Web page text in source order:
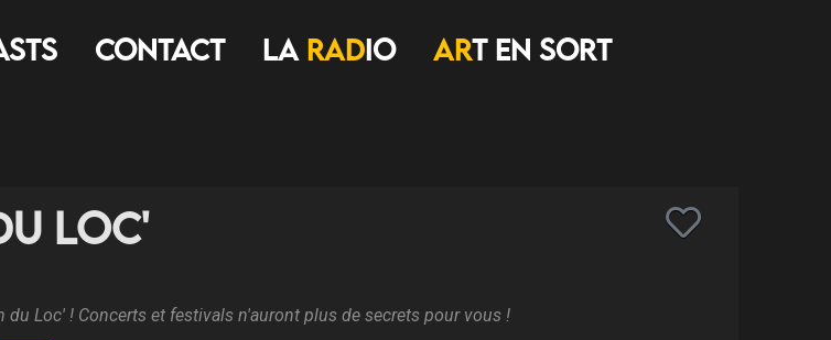
Contact LA RADIO ART EN SORT
Loc'
du Loc' ! Concerts et festivals n'auront plus de secrets pour vous !